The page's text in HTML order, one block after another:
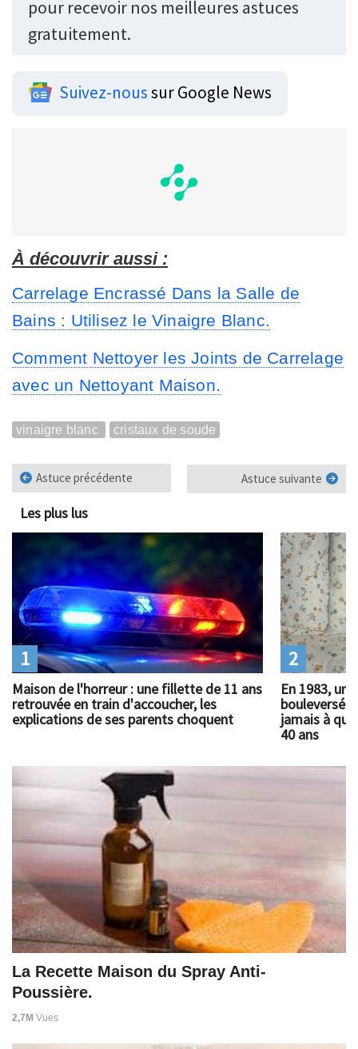
pour recevoir nos meilleures astuces
gratuitement.
Suivez-noussur Google News
À découvrir aussi :
Carrelage Encrassé Dans la Salle de
Bains : Utilisez le Vinaigre Blanc.
Comment Nettoyer les Joints de Carrelage
avec un Nettoyant Maison.
vinaigre blanc cristaux de soude
Astuce précédente Astuce suivante
Les plus lus
Maison de l'horreur : une fillette de 11 ans
retrouvée en train d'accoucher, les
explications de ses parents choquent
1
En 1983, un
bouleversé
jamais à
40 ans
2
La Recette Maison du Spray Anti-
Poussière.
2,7M Vues